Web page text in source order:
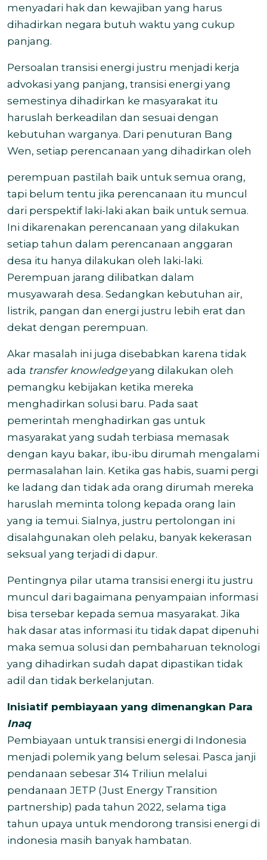
menyadari hak dan kewajiban yang harus
dihadirkan negara butuh waktu yang cukup
panjang.
Persoalan transisi energi justru menjadi kerja
advokasi yang panjang, transisi energi yang
semestinya dihadirkan ke masyarakat itu
haruslah berkeadilan dan sesuai dengan
kebutuhan warganya. Dari penuturan Bang
Wen, setiap perencanaan yang dihadirkan oleh
perempuan pastilah baik untuk semua orang,
tapi belum tentu jika perencanaan itu muncul
dari perspektif laki-laki akan baik untuk semua.
Ini dikarenakan perencanaan yang dilakukan
setiap tahun dalam perencanaan anggaran
desa itu hanya dilakukan oleh laki-laki.
Perempuan jarang dilibatkan dalam
musyawarah desa. Sedangkan kebutuhan air,
listrik, pangan dan energi justru lebih erat dan
dekat dengan perempuan.
Akar masalah ini juga disebabkan karena tidak
ada transfer knowledgeyang dilakukan oleh
pemangku kebijakan ketika mereka
menghadirkan solusi baru. Pada saat
pemerintah menghadirkan gas untuk
masyarakat yang sudah terbiasa memasak
dengan kayu bakar, ibu-ibu dirumah mengalami
permasalahan lain. Ketika gas habis, suami pergi
ke ladang dan tidak ada orang dirumah mereka
haruslah meminta tolong kepada orang lain
yang ia temui. Sialnya, justru pertolongan ini
disalahgunakan oleh pelaku, banyak kekerasan
seksual yang terjadi di dapur.
Pentingnya pilar utama transisi energi itu justru
muncul dari bagaimana penyampaian informasi
bisa tersebar kepada semua masyarakat. Jika
hak dasar atas informasi itu tidak dapat dipenuhi
maka semua solusi dan pembaharuan teknologi
yang dihadirkan sudah dapat dipastikan tidak
adil dan tidak berkelanjutan.
Inisiatif pembiayaan yang dimenangkan Para
Inaq
Pembiayaan untuk transisi energi di Indonesia
menjadi polemik yang belum selesai. Pasca janji
pendanaan sebesar 314 Triliun melalui
pendanaan JETP (Just Energy Transition
partnership) pada tahun 2022, selama tiga
tahun upaya untuk mendorong transisi energi di
indonesia masih banyak hambatan.